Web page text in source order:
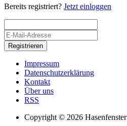
Bereits registriert? Jetzt einloggen
Registrieren
Impressum
Datenschutzerklärung
Kontakt
Über uns
RSS
Copyright © 2026 Hasenfenster